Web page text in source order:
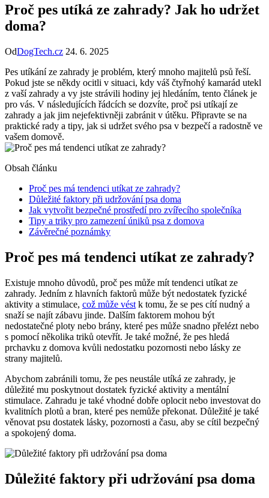
Proč pes utíká ze zahrady? Jak ho udržet
doma?
OdDogTech.cz 24. 6. 2025
Pes utíkání ze zahrady je problém, který mnoho majitelů psů řeší.
Pokud jste se někdy ocitli v situaci, kdy váš čtyřnohý kamarád utekl
z vaší zahrady a vy jste strávili hodiny jej hledáním, tento článek je
pro vás. V následujících řádcích se dozvíte, proč psi utíkají ze
zahrady a jak jim nejefektivněji zabránit v útěku. Připravte se na
praktické rady a tipy, jak si udržet svého psa v bezpečí a radostně ve
vašem domově.
Obsah článku
Proč pes má tendenci utíkat ze zahrady?
Důležité faktory při udržování psa doma
Jak vytvořit bezpečné prostředí pro zvířecího společníka
Tipy a triky pro zamezení úniků psa z domova
Závěrečné poznámky
Proč pes má tendenci utíkat ze zahrady?
Existuje mnoho důvodů, proč pes může mít tendenci utíkat ze
zahrady. Jedním z hlavních faktorů může být nedostatek fyzické
aktivity a stimulace, což může vést k tomu, že se pes cítí nudný a
snaží se najít zábavu jinde. Dalším faktorem mohou být
nedostatečné ploty nebo brány, které pes může snadno přelézt nebo
s pomocí několika triků otevřít. Je také možné, že pes hledá
prchavku z domova kvůli nedostatku pozornosti nebo lásky ze
strany majitelů.
Abychom zabránili tomu, že pes neustále utíká ze zahrady, je
důležité mu poskytnout dostatek fyzické aktivity a mentální
stimulace. Zahradu je také vhodné dobře oplocit nebo investovat do
kvalitních plotů a bran, které pes nemůže překonat. Důležité je také
věnovat psu dostatek lásky, pozornosti a času, aby se cítil bezpečný
a spokojený doma.
Důležité faktory při udržování psa doma